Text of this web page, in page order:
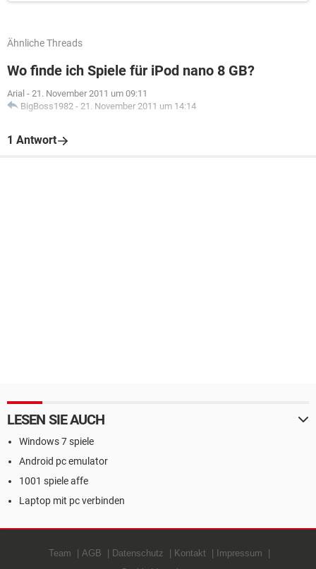
Ähnliche Threads
Wo finde ich Spiele für iPod nano 8 GB?
Arial - 21. November 2011 um 09:11
BigBoss1982 - 21. November 2011 um 14:14
1 Antwort
LESEN SIE AUCH
Windows 7 spiele
Android pc emulator
1001 spiele affe
Laptop mit pc verbinden
Team AGB Datenschutz Kontakt
Impressum